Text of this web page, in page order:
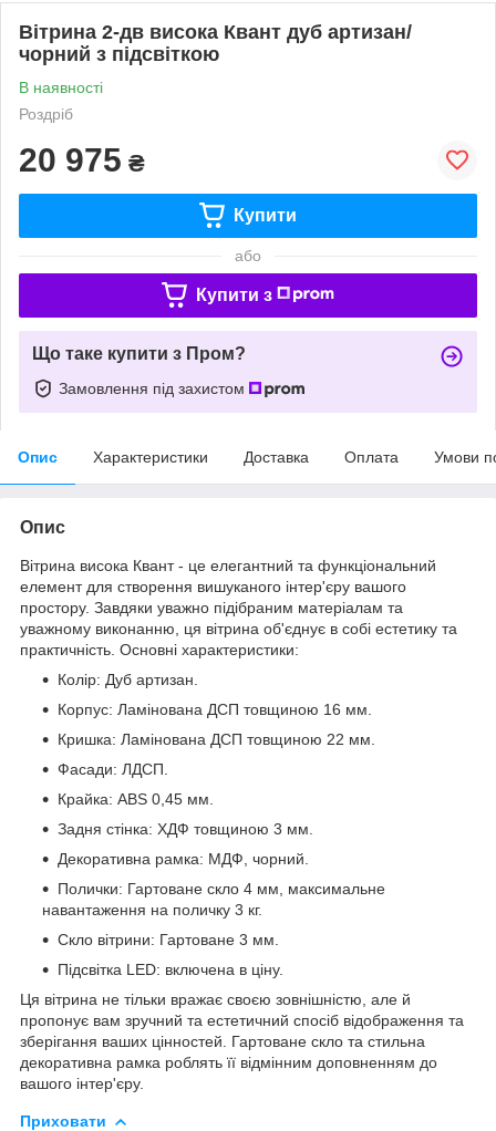
Вітрина 2-дв висока Квант дуб артизан/
чорний з підсвіткою
В наявності
Роздріб
20 975 ₴
Купити
або
Купити з
Що таке купити з Пром?
Замовлення під захистом
Опис Характеристики Доставка Оплата Умови
Опис
Вітрина висока Квант - це елегантний та функціональний
елемент для створення вишуканого інтер'єру вашого
простору. Завдяки уважно підібраним матеріалам та
уважному виконанню, ця вітрина об'єднує в собі естетику та
практичність. Основні характеристики:
Колір: Дуб артизан.
Корпус: Ламінована ДСП товщиною 16 мм.
Кришка: Ламінована ДСП товщиною 22 мм.
Фасади: ЛДСП.
Крайка: ABS 0,45 мм.
Задня стінка: ХДФ товщиною 3 мм.
Декоративна рамка: МДФ, чорний.
Полички: Гартоване скло 4 мм, максимальне
навантаження на поличку 3 кг.
Скло вітрини: Гартоване 3 мм.
Підсвітка LED: включена в ціну.
Ця вітрина не тільки вражає своєю зовнішністю, але й
пропонує вам зручний та естетичний спосіб відображення та
зберігання ваших цінностей. Гартоване скло та стильна
декоративна рамка роблять її відмінним доповненням до
вашого інтер'єру.
Приховати